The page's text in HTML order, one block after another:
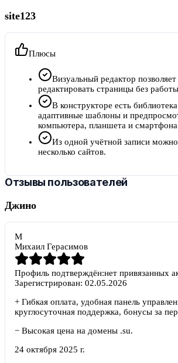
site123
Плюсы
Визуальный редактор позволяет
редактировать страницы без
В конструкторе есть
адаптивные шаблоны и
компьютера, планшета и
Из одной учётной записи можно
несколько сайтов.
Отзывы пользователей
Джино
М
Михаил Герасимов
Профиль подтверждён:нет привязанных
Зарегистрирован: 02.05.2026
+ Гибкая оплата, удобная панель
круглосуточная поддержка, бонусы за
− Высокая цена на домены .su.
24 октября 2025 г.